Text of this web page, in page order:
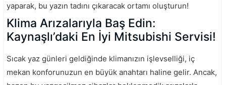
yaparak, bu yazın tadını çıkaracak ortamı oluşturun!
Klima Arızalarıyla Baş Edin:
Kaynaşlı’daki En İyi Mitsubishi Servisi!
Sıcak yaz günleri geldiğinde klimanızın işlevselliği, iç
mekan konforunuzun en büyük anahtarı haline gelir. Ancak,